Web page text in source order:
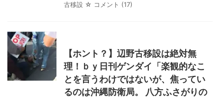
古移設 ☆ コメント (17)
【ホント？】辺野古移設は絶対無
理！ｂｙ日刊ゲンダイ「楽観的なこ
とを言うわけではないが、焦ってい
るのは沖縄防衛局。 八方ふさがりの